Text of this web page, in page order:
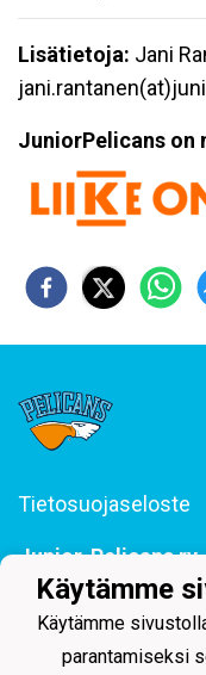
Lisätietoja: Jani
JuniorPelicans on
Tietosuojaseloste
Junior-Pelicans ry
Svinhufvudinkatu
044 255 1975
Toimisto avoinna
Käytämme
Käytämme
parantamiseksi